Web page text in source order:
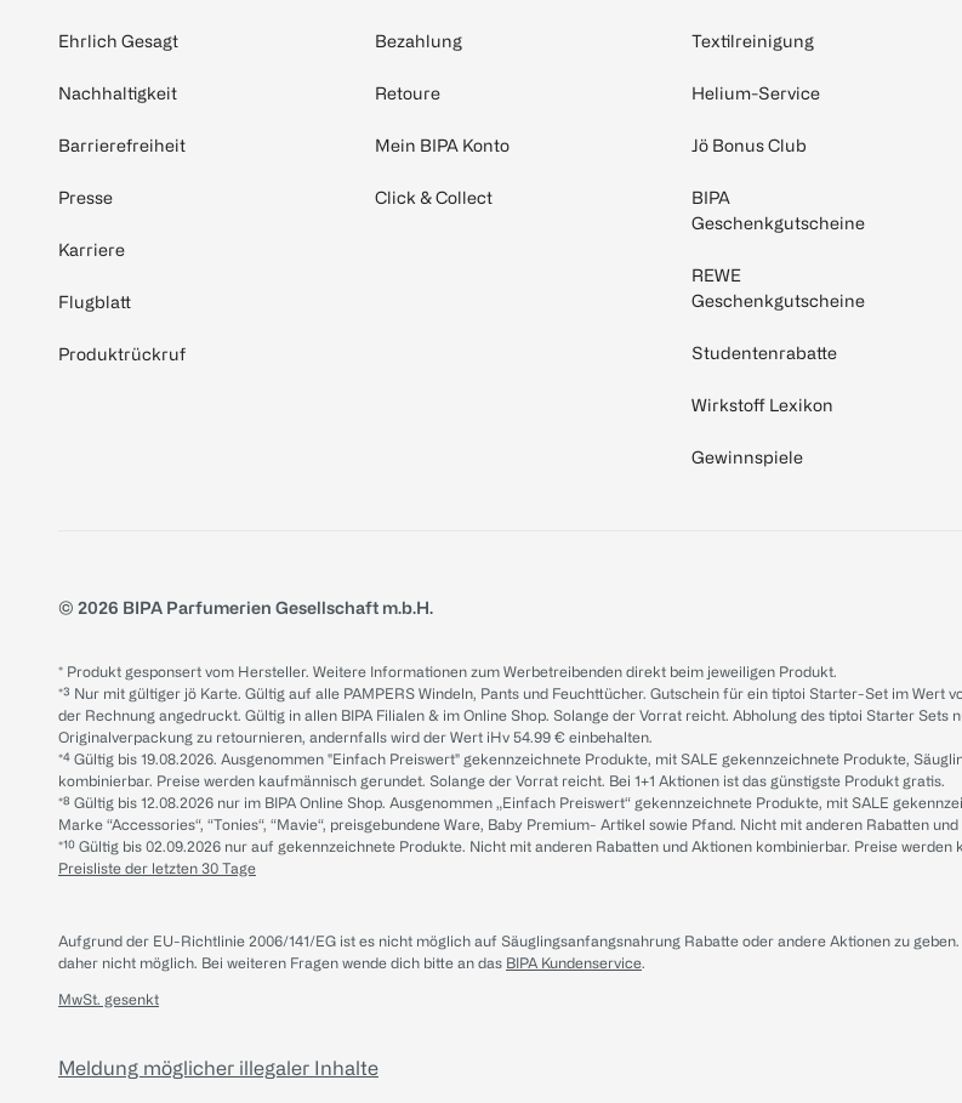
Ehrlich Gesagt
Nachhaltigkeit
Barrierefreiheit
Presse
Karriere
Flugblatt
Produktrückruf
Bezahlung
Retoure
Mein BIPA Konto
Click & Collect
Textilreinigung
Helium-Service
Jö Bonus Club
BIPA
Geschenkgutscheine
REWE
Geschenkgutscheine
Studentenrabatte
Wirkstoff Lexikon
Gewinnspiele
© 2026 BIPA Parfumerien Gesellschaft m.b.H.
* Produkt gesponsert vom Hersteller. Weitere Informationen zum Werbetreibenden direkt beim jeweiligen Produkt.
*³ Nur mit gültiger jö Karte. Gültig auf alle PAMPERS Windeln, Pants und Feuchttücher. Gutschein für ein tiptoi Starter-Set im
der Rechnung angedruckt. Gültig in allen BIPA Filialen & im Online Shop. Solange der Vorrat reicht. Abholung des tiptoi Starter
Originalverpackung zu retournieren, andernfalls wird der Wert iHv 54.99 € einbehalten.
*⁴ Gültig bis 19.08.2026. Ausgenommen "Einfach Preiswert" gekennzeichnete Produkte, mit SALE gekennzeichnete Produkte,
kombinierbar. Preise werden kaufmännisch gerundet. Solange der Vorrat reicht. Bei 1+1 Aktionen ist das günstigste Produkt gratis.
*⁸ Gültig bis 12.08.2026 nur im BIPA Online Shop. Ausgenommen „Einfach Preiswert“ gekennzeichnete Produkte, mit SALE
Marke “Accessories“, “Tonies“, “Mavie“, preisgebundene Ware, Baby Premium- Artikel sowie Pfand. Nicht mit anderen Rabatten
*¹⁰ Gültig bis 02.09.2026 nur auf gekennzeichnete Produkte. Nicht mit anderen Rabatten und Aktionen kombinierbar. Preise werden
Preisliste der letzten 30 Tage
Aufgrund der EU-Richtlinie 2006/141/EG ist es nicht möglich auf Säuglingsanfangsnahrung Rabatte oder andere Aktionen zu
daher nicht möglich. Bei weiteren Fragen wende dich bitte an das BIPA Kundenservice.
MwSt. gesenkt
Meldung möglicher illegaler Inhalte